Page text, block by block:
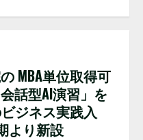
MBA単位取得可
話型AI演習」を
ジネス実践入
より新設